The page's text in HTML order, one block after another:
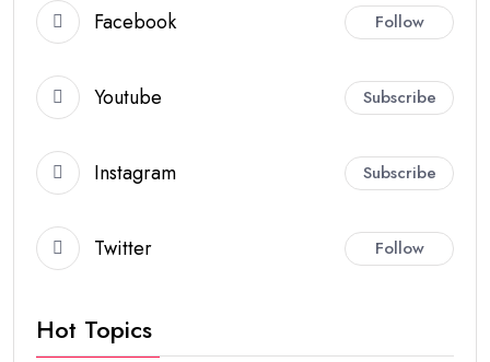
Facebook Follow
Youtube Subscribe
Instagram Subscribe
Twitter Follow
Hot Topics